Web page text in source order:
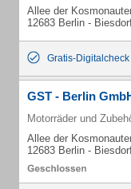
Allee der
12683 Berlin -
Gratis-Digitalcheck
GST - Berlin
Motorräder und
Allee der
12683 Berlin -